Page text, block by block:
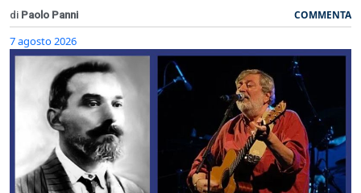
di Paolo Panni COMMENTA
7 agosto 2026